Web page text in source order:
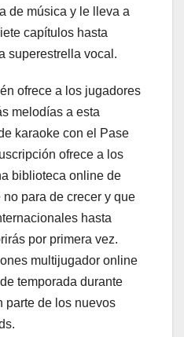
de música y le lleva a
capítulos hasta
superestrella vocal.
ofrece a los jugadores
melodías a esta
karaoke con el Pase
ofrece a los
biblioteca online de
para de crecer y que
hasta
por primera vez.
multijugador online
temporada durante
parte de los nuevos